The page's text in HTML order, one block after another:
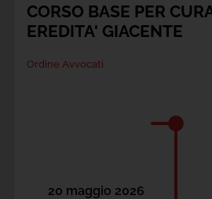
CORSO BASE PER
EREDITA' GIACENTE
Ordine Avvocati
20 maggio 2026